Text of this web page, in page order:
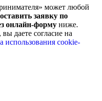
может любой
оставить заявку по
онлайн-форму ниже.
даете согласие на
использования cookie-